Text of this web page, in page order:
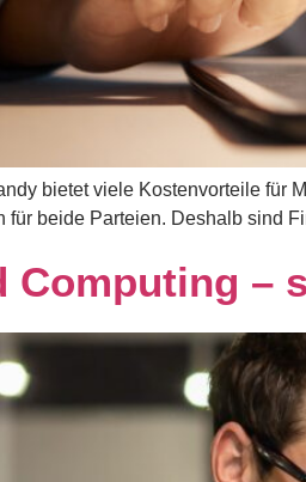
bietet viele Kostenvorteile für
für beide Parteien. Deshalb sind
Computing –